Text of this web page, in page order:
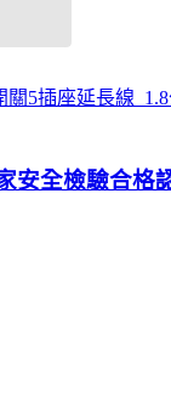
關5插座延長線
安全檢驗合格